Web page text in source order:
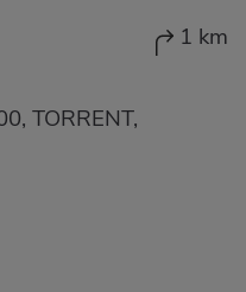
1 km
TORRENT,